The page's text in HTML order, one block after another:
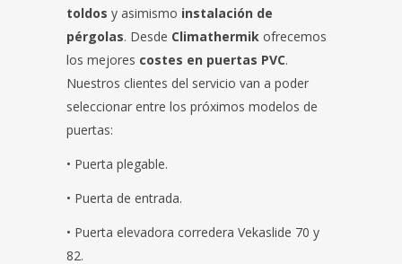
toldos y asimismo instalación de
pérgolas. Desde Climathermik ofrecemos
los mejores costes en puertas PVC.
Nuestros clientes del servicio van a poder
seleccionar entre los próximos modelos de
puertas:
• Puerta plegable.
• Puerta de entrada.
• Puerta elevadora corredera Vekaslide 70 y
82.